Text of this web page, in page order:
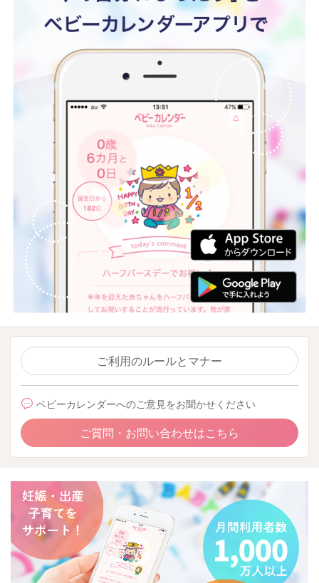
ご利用のルールとマナー
ベビーカレンダーへのご意見をお聞かせください
ご質問・お問い合わせはこちら